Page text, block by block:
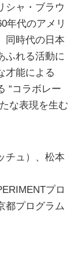
シャ・ブラウ
年代のアメリ
同時代の日本
ふれる活動に
才能による
“コラボレー
な表現を生む
チュ）、松本
プロ
都プログラム